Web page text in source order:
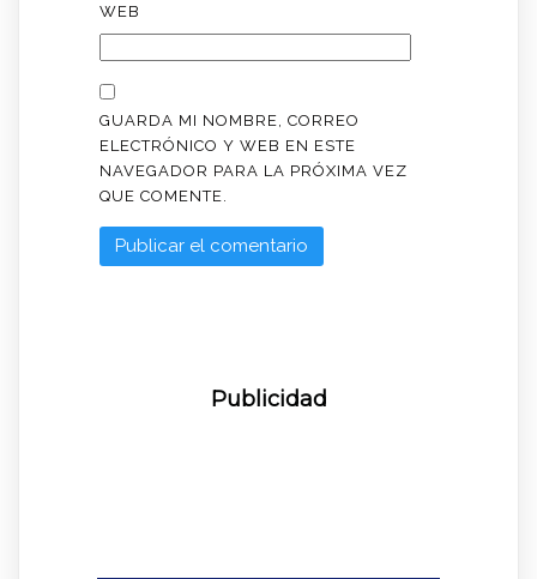
WEB
GUARDA MI NOMBRE, CORREO
ELECTRÓNICO Y WEB EN ESTE
NAVEGADOR PARA LA PRÓXIMA VEZ
QUE COMENTE.
Publicidad